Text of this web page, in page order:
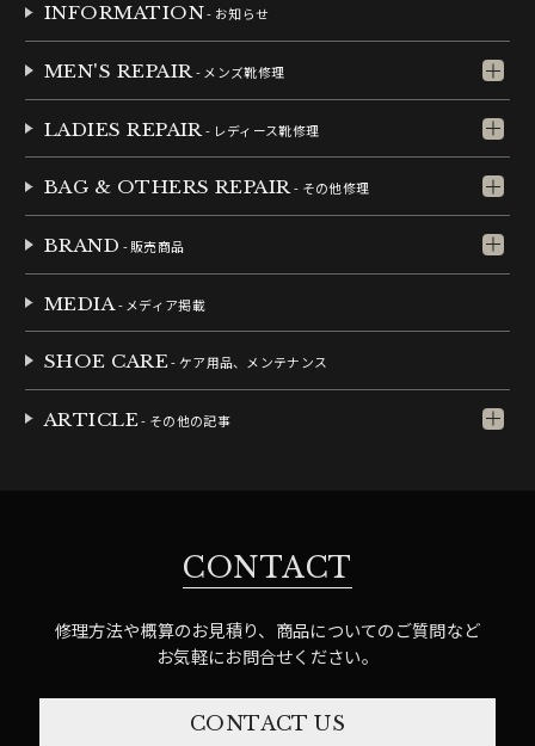
INFORMATION- お知らせ
MEN'S REPAIR- メンズ靴修理
LADIES REPAIR - レディース靴修理
BAG & OTHERS REPAIR- その他修理
BRAND - 販売商品
MEDIA- メディア掲載
SHOE CARE- ケア用品、メンテナンス
ARTICLE- その他の記事
CONTACT
修理方法や概算のお見積り、商品についてのご質問など
お気軽にお問合せください。
CONTACT US